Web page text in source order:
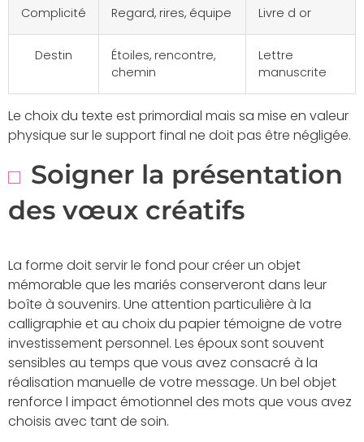
Complicité Regard, rires, équipe Livre d or
Destin
Étoiles, rencontre,
chemin
Lettre
manuscrite
Le choix du texte est primordial mais sa mise en valeur
physique sur le support final ne doit pas être négligée.
Soigner la présentation
des vœux créatifs
La forme doit servir le fond pour créer un objet
mémorable que les mariés conserveront dans leur
boîte à souvenirs. Une attention particulière à la
calligraphie et au choix du papier témoigne de votre
investissement personnel. Les époux sont souvent
sensibles au temps que vous avez consacré à la
réalisation manuelle de votre message. Un bel objet
renforce l impact émotionnel des mots que vous avez
choisis avec tant de soin.